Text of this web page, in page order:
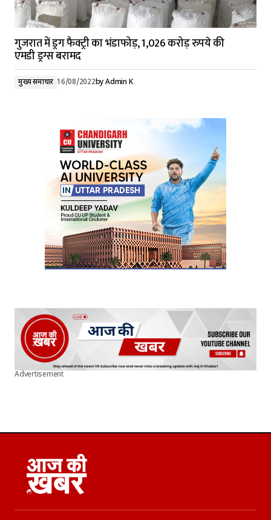
गुजरात में ड्रग फैक्ट्री का भंडाफोड़, 1,026 करोड़ रुपये की
एमडी ड्रग्स बरामद
मुख्य समाचार 16/08/2022byAdmin K
Advertisement